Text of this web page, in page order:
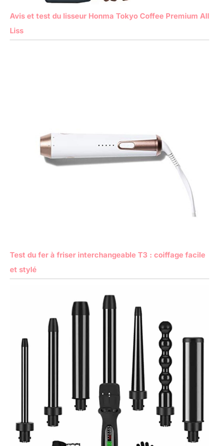
Avis et test du lisseur Honma Tokyo Coffee Premium All
Liss
Test du fer à friser interchangeable T3 : coiffage facile
et stylé